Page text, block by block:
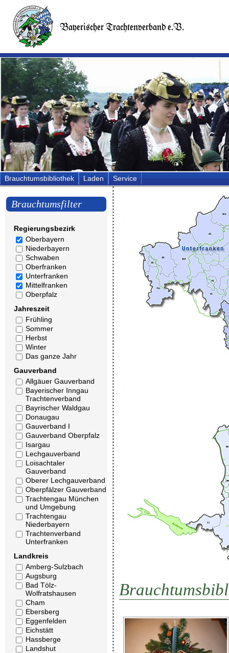
Brauchtumsbibliothek Laden Service
Brauchtumsfilter
Regierungsbezirk
Oberbayern
Niederbayern
Schwaben
Oberfranken
Unterfranken
Mittelfranken
Oberpfalz
Jahreszeit
Frühling
Sommer
Herbst
Winter
Das ganze Jahr
Gauverband
Allgäuer Gauverband
Bayerischer Inngau
Trachtenverband
Bayrischer Waldgau
Donaugau
Gauverband I
Gauverband Oberpfalz
Isargau
Lechgauverband
Loisachtaler
Gauverband
Oberer Lechgauverband
Oberpfälzer Gauverband
Trachtengau München
und Umgebung
Trachtengau
Niederbayern
Trachtenverband
Unterfranken
Landkreis
Amberg-Sulzbach
Augsburg
Bad Tölz-
Wolfratshausen
Cham
Ebersberg
Eggenfelden
Eichstätt
Hassberge
Landshut